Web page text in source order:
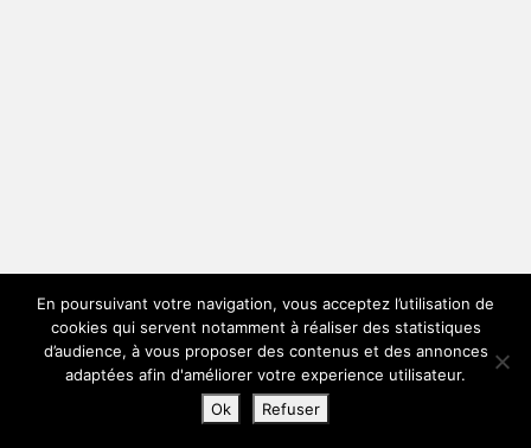
En poursuivant votre navigation, vous acceptez l’utilisation de
cookies qui servent notamment à réaliser des statistiques
d’audience, à vous proposer des contenus et des annonces
adaptées afin d'améliorer votre experience utilisateur.
Ok
Refuser